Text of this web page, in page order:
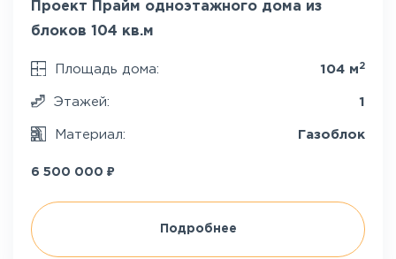
Проект Прайм одноэтажного дома из
блоков 104 кв.м
Площадь дома: 104 м 2
Этажей: 1
Материал: Газоблок
6 500 000 ₽
Подробнее